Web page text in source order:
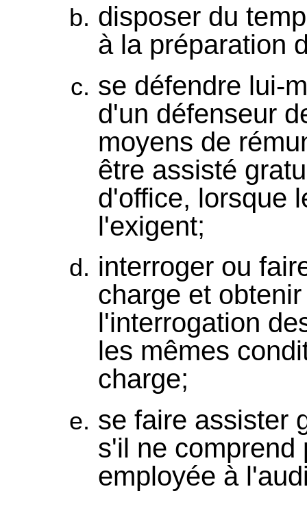
disposer du
à la préparation
se défendre lui-
d'un défenseur
moyens de
être assisté
d'office, lorsque
l'exigent;
interroger ou
charge et
l'interrogation
les mêmes
charge;
se faire assister
s'il ne comprend
employée à